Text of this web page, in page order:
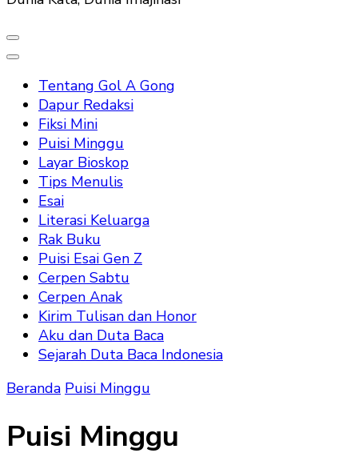
Tentang Gol A Gong
Dapur Redaksi
Fiksi Mini
Puisi Minggu
Layar Bioskop
Tips Menulis
Esai
Literasi Keluarga
Rak Buku
Puisi Esai Gen Z
Cerpen Sabtu
Cerpen Anak
Kirim Tulisan dan Honor
Aku dan Duta Baca
Sejarah Duta Baca Indonesia
Beranda Puisi Minggu
Puisi Minggu